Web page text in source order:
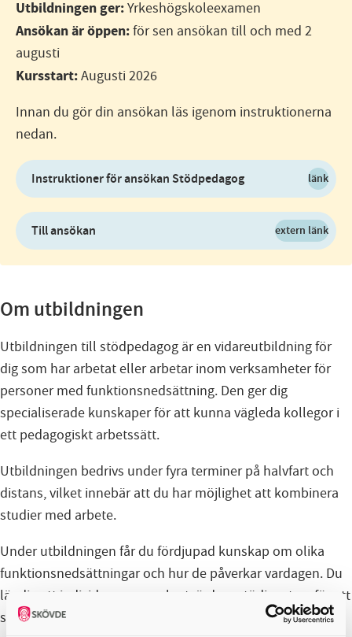
Utbildningen ger:Yrkeshögskoleexamen
Ansökan är öppen:för sen ansökan till och med 2
augusti
Kursstart:Augusti 2026
Innan du gör din ansökan läs igenom instruktionerna
nedan.
Instruktioner för ansökan Stödpedagog länk
Till ansökan extern länk
Om utbildningen
Utbildningen till stödpedagog är en vidareutbildning för
dig som har arbetat eller arbetar inom verksamheter för
personer med funktionsnedsättning. Den ger dig
specialiserade kunskaper för att kunna vägleda kollegor i
ett pedagogiskt arbetssätt.
Utbildningen bedrivs under fyra terminer på halvfart och
distans, vilket innebär att du har möjlighet att kombinera
studier med arbete.
Under utbildningen får du fördjupad kunskap om olika
funktionsnedsättningar och hur de påverkar vardagen. Du
lär dig att individanpassa och utvärdera stödinsatser för att
säkerställa hög kvalitet i arbetet.